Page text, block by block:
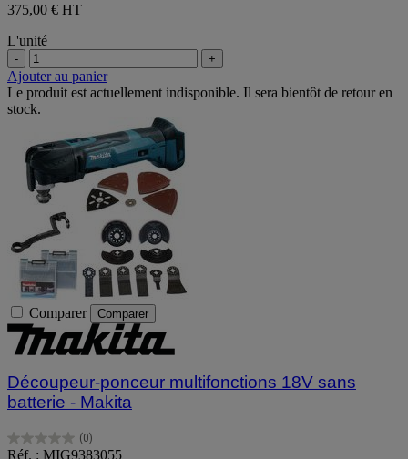
375,00 € HT
L'unité
- +
Ajouter au panier
Le produit est actuellement indisponible. Il sera bientôt de retour en
stock.
Comparer Comparer
Découpeur-ponceur multifonctions 18V sans
batterie - Makita
(0)
0.0
Réf. : MIG9383055